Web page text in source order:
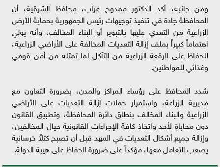
ومن جانبه، أكد الدكتور ممدوح غراب، محافظ الشرقية، أن
المحافظة جادة في تنفيذ توجيهات رئيس الجمهورية بحماية الأرض
الزراعية من التعدي عليها بالتبوير أو البناء المخالف، وأنه يولي
اهتماماً كبيراً بملف إزالة التعديات المخالفة على الأراضي الزراعية،
للحفاظ على الرقعة الزراعية من التآكل لما تمثله من أمن قومي
وغذائي للمواطنين.
شدد المحافظ على رؤساء المراكز والمدن، بضرورة التعاون مع
مديرية الزراعة، واستمرار حملات إزالة التعديات على الأراضي
الزراعية والبناء المخالف بنطاق دائرة المحافظة، وتطبيق القانون
دون محاباة لأحد واتخاذ كافة الإجراءات القانونية حيال المخالفين،
وإزالة جميع أشكال التعديات في المهد قبل أن تصبح كتلاً خرسانية
يصعب التعامل معها، مؤكداً على ضرورة الحفاظ على هيبة الدولة.